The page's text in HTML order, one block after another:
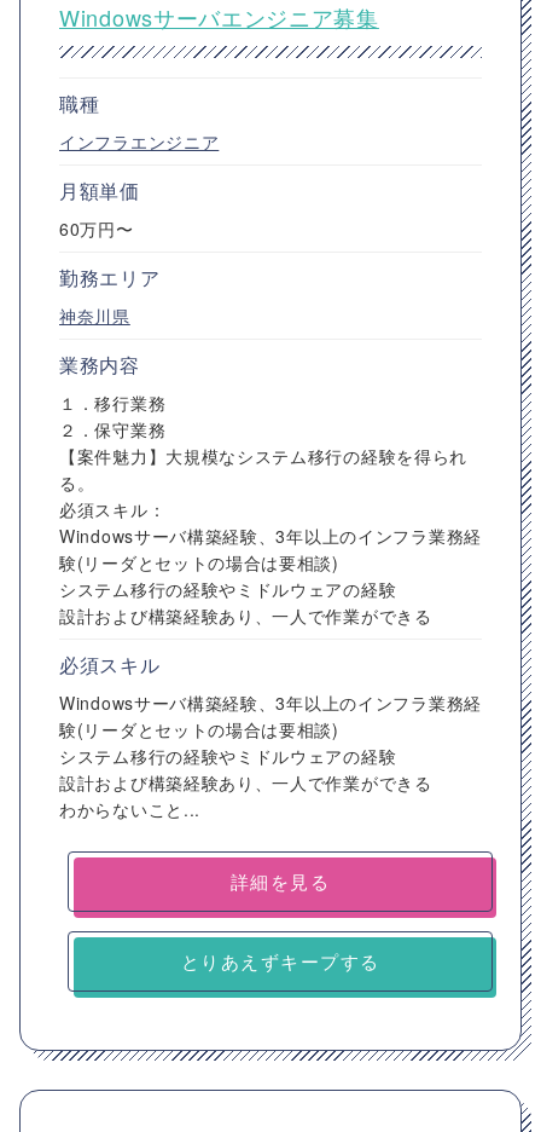
Windowsサーバエンジニア募集
職種
インフラエンジニア
月額単価
60万円〜
勤務エリア
神奈川県
業務内容
１．移行業務
２．保守業務
【案件魅力】大規模なシステム移行の経験を得られ
る。
必須スキル：
Windowsサーバ構築経験、3年以上のインフラ業務経
験(リーダとセットの場合は要相談)
システム移行の経験やミドルウェアの経験
設計および構築経験あり、一人で作業ができる
必須スキル
Windowsサーバ構築経験、3年以上のインフラ業務経
験(リーダとセットの場合は要相談)
システム移行の経験やミドルウェアの経験
設計および構築経験あり、一人で作業ができる
わからないこと...
詳細を見る
とりあえずキープする